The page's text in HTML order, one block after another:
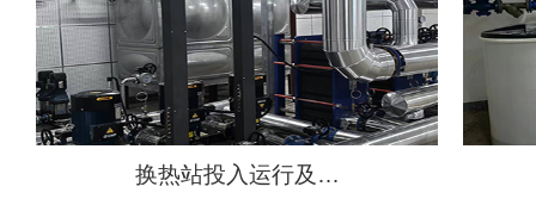
换热站投入运行及…